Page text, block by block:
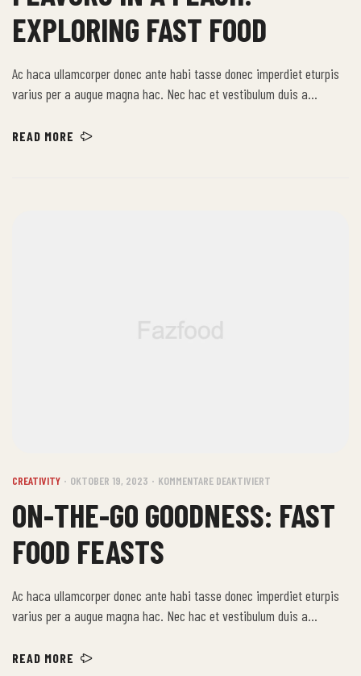
EXPLORING FAST FOOD
Ac haca ullamcorper donec ante habi tasse donec imperdiet eturpis
varius per a augue magna hac. Nec hac et vestibulum duis a
himenaeos nunc torquent euismod adipiscing adipiscing dui gravida
READ MORE
CREATIVITY OKTOBER 19, 2023 KOMMENTARE DEAKTIVIERT
ON-THE-GO GOODNESS: FAST
FOOD FEASTS
Ac haca ullamcorper donec ante habi tasse donec imperdiet eturpis
varius per a augue magna hac. Nec hac et vestibulum duis a
himenaeos nunc torquent euismod adipiscing adipiscing dui gravida
READ MORE